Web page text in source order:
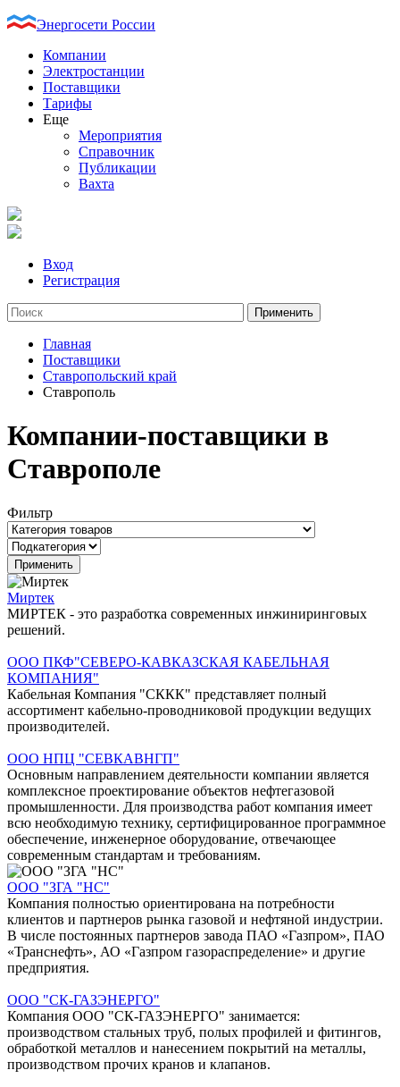
Энергосети России
Компании
Электростанции
Поставщики
Тарифы
Еще
Мероприятия
Справочник
Публикации
Вахта
Вход
Регистрация
Главная
Поставщики
Ставропольский край
Ставрополь
Компании-поставщики в
Ставрополе
Фильтр
Миртек
МИРТЕК - это разработка современных инжиниринговых
решений.
ООО ПКФ"СЕВЕРО-КАВКАЗСКАЯ КАБЕЛЬНАЯ
КОМПАНИЯ"
Кабельная Компания "СККК" представляет полный
ассортимент кабельно-проводниковой продукции ведущих
производителей.
ООО НПЦ "СЕВКАВНГП"
Основным направлением деятельности компании является
комплексное проектирование объектов нефтегазовой
промышленности. Для производства работ компания имеет
всю необходимую технику, сертифицированное программное
обеспечение, инженерное оборудование, отвечающее
современным стандартам и требованиям.
ООО "ЗГА "НС"
Компания полностью ориентирована на потребности
клиентов и партнеров рынка газовой и нефтяной индустрии.
В числе постоянных партнеров завода ПАО «Газпром», ПАО
«Транснефть», АО «Газпром газораспределение» и другие
предприятия.
ООО "СК-ГАЗЭНЕРГО"
Компания ООО "СК-ГАЗЭНЕРГО" занимается:
производством стальных труб, полых профилей и фитингов,
обработкой металлов и нанесением покрытий на металлы,
производством прочих кранов и клапанов.